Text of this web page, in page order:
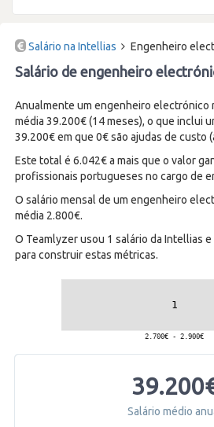
Salário na Intellias Engenheiro
Salário de engenheiro
Anualmente um engenheiro electrónico
média 39.200€ (14 meses), o que inclui
39.200€ em que 0€ são ajudas de custo
Este total é 6.042€ a mais que o valor
profissionais portugueses no cargo de
O salário mensal de um engenheiro
média 2.800€.
O Teamlyzer usou 1 salário da Intellias
para construir estas métricas.
Salário médio